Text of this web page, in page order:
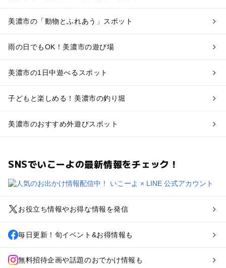
美濃市の「動物とふれあう」スポット
雨の日でもOK！美濃市の遊び場
美濃市の1日中遊べるスポット
子どもと楽しめる！美濃市の釣り堀
美濃市のおすすめ外遊びスポット
SNSでいこーよの最新情報をチェック！
お役立ち情報やお得な情報を発信
毎日更新！旬イベント&お得情報も
無料招待企画や話題のおでかけ情報も